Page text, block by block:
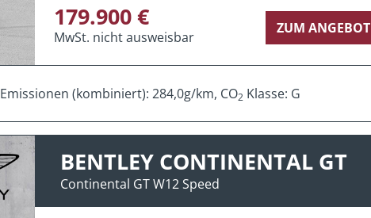
179.900 €
MwSt. nicht ausweisbar
ZUM ANGEBOT
Emissionen (kombiniert): 284,0g/km, CO2 Klasse: G
BENTLEY CONTINENTAL GT
Continental GT W12 Speed